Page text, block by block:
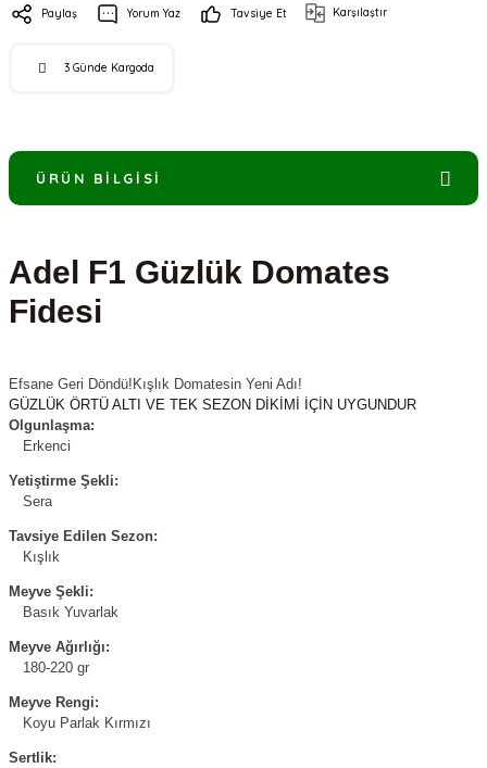
Paylaş Yorum Yaz Tavsiye Et Karşılaştır
3 Günde Kargoda
ÜRÜN BILGISI
Adel F1 Güzlük Domates
Fidesi
Efsane Geri Döndü!Kışlık Domatesin Yeni Adı!
GÜZLÜK ÖRTÜ ALTI VE TEK SEZON DİKİMİ İÇİN UYGUNDUR
Olgunlaşma:
Erkenci
Yetiştirme Şekli:
Sera
Tavsiye Edilen Sezon:
Kışlık
Meyve Şekli:
Basık Yuvarlak
Meyve Ağırlığı:
180-220 gr
Meyve Rengi:
Koyu Parlak Kırmızı
Sertlik: